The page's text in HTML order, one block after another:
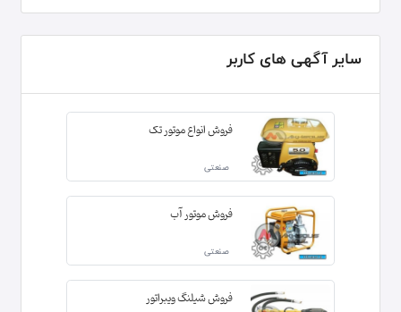
سایر آگهی های کاربر
فروش انواع موتور تک
صنعتی
فروش موتور آب
صنعتی
فروش شیلنگ ویبراتور